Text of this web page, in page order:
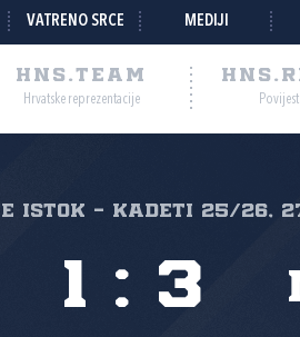
VATRENO SRCE MEDIJI
HNS.TEAM
Hrvatske reprezentacije
Istok - Kadeti 25/26,
1 : 3